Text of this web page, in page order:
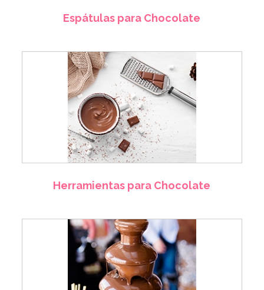
Espátulas para Chocolate
Herramientas para Chocolate